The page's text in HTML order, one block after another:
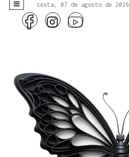
sexta, 07 de agosto de 2026